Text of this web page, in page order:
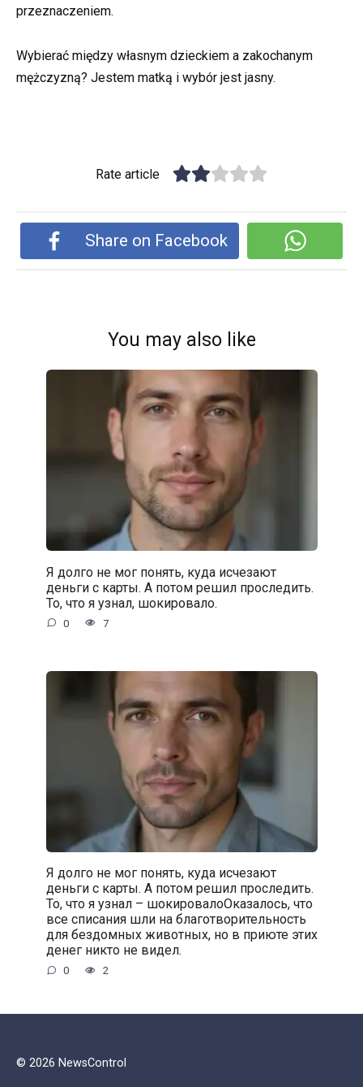
przeznaczeniem.
Wybierać między własnym dzieckiem a zakochanym
mężczyzną? Jestem matką i wybór jest jasny.
Rate article
Share on Facebook
You may also like
Я долго не мог понять, куда исчезают
деньги с карты. А потом решил проследить.
То, что я узнал, шокировало.
0 7
Я долго не мог понять, куда исчезают
деньги с карты. А потом решил проследить.
То, что я узнал – шокировалоОказалось, что
все списания шли на благотворительность
для бездомных животных, но в приюте этих
денег никто не видел.
0 2
© 2026 NewsControl